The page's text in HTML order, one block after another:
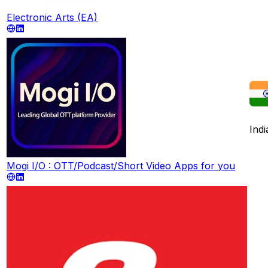
Electronic Arts (EA)
Mogi I/O : OTT/Podcast/Short Video Apps for you